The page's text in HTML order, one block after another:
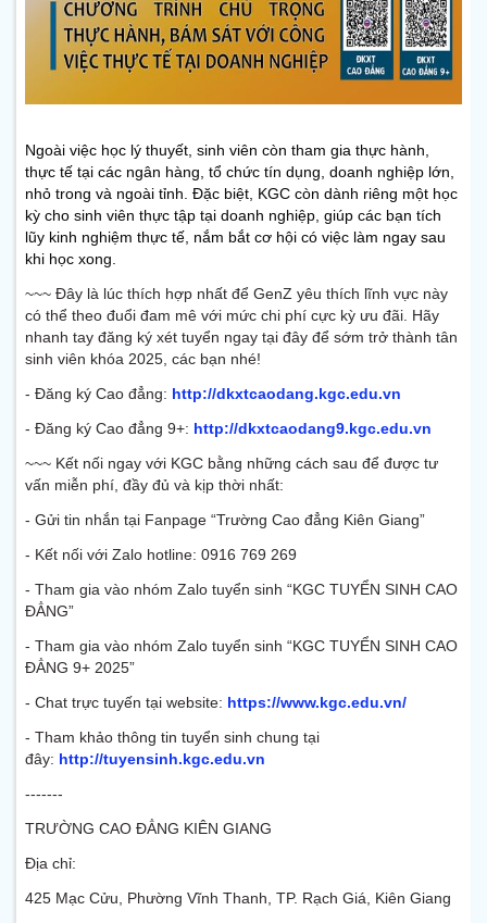
Ngoài việc học lý thuyết, sinh viên còn tham gia thực hành,
thực tế tại các ngân hàng, tổ chức tín dụng, doanh nghiệp lớn,
nhỏ trong và ngoài tỉnh. Đặc biệt, KGC còn dành riêng một học
kỳ cho sinh viên thực tập tại doanh nghiệp, giúp các bạn tích
lũy kinh nghiệm thực tế, nắm bắt cơ hội có việc làm ngay sau
khi học xong.
~~~ Đây là lúc thích hợp nhất để GenZ yêu thích lĩnh vực này
có thể theo đuổi đam mê với mức chi phí cực kỳ ưu đãi. Hãy
nhanh tay đăng ký xét tuyển ngay tại đây để sớm trở thành tân
sinh viên khóa 2025, các bạn nhé!
- Đăng ký Cao đẳng: http://dkxtcaodang.kgc.edu.vn
- Đăng ký Cao đẳng 9+: http://dkxtcaodang9.kgc.edu.vn
~~~ Kết nối ngay với KGC bằng những cách sau để được tư
vấn miễn phí, đầy đủ và kịp thời nhất:
- Gửi tin nhắn tại Fanpage “Trường Cao đẳng Kiên Giang”
- Kết nối với Zalo hotline: 0916 769 269
- Tham gia vào nhóm Zalo tuyển sinh “KGC TUYỂN SINH CAO
ĐẲNG”
- Tham gia vào nhóm Zalo tuyển sinh “KGC TUYỂN SINH CAO
ĐẲNG 9+ 2025”
- Chat trực tuyến tại website: https://www.kgc.edu.vn/
- Tham khảo thông tin tuyển sinh chung tại
đây: http://tuyensinh.kgc.edu.vn
-------
TRƯỜNG CAO ĐẲNG KIÊN GIANG
Địa chỉ:
425 Mạc Cửu, Phường Vĩnh Thanh, TP. Rạch Giá, Kiên Giang